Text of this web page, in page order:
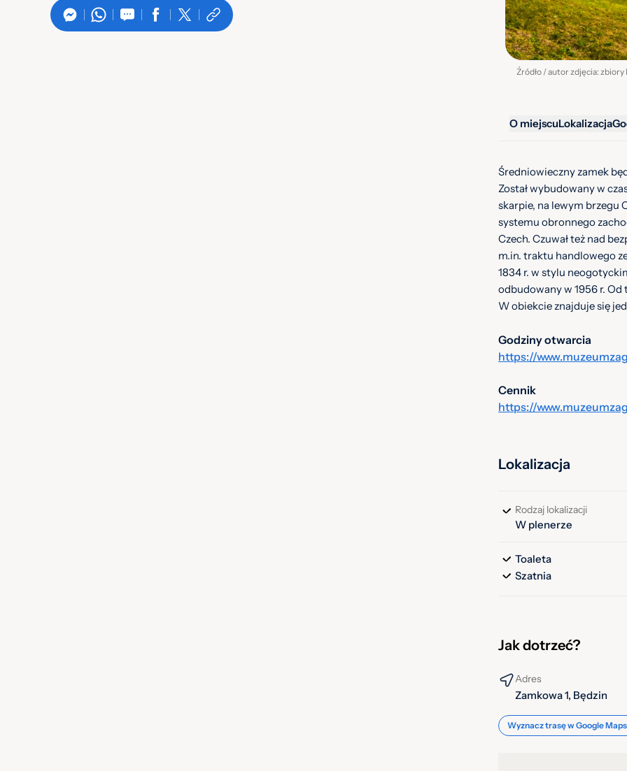
Źródło / autor zdjęcia:
O miejscuLokalizacja
Średniowieczny zamek
Został wybudowany w
skarpie, na lewym brzegu
systemu obronnego
Czech. Czuwał też nad
m.in. traktu handlowego
1834 r. w stylu
odbudowany w 1956 r. Od
W obiekcie znajduje się
Godziny otwarcia
https://
Cennik
https://
Lokalizacja
Rodzaj lokalizacji
W plenerze
Toaleta
Szatnia
Jak dotrzeć?
Adres
Zamkowa 1, Będzin
Wyznacz trasę w Google Maps